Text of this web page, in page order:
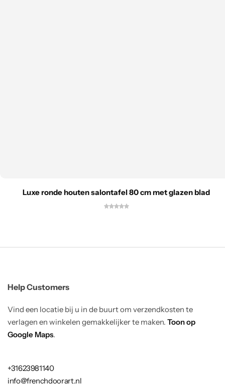
Luxe ronde houten salontafel 80 cm met glazen blad
Help Customers
Vind een locatie bij u in de buurt om verzendkosten te
verlagen en winkelen gemakkelijker te maken. Toon op
Google Maps.
+31623981140
info@frenchdoorart.nl